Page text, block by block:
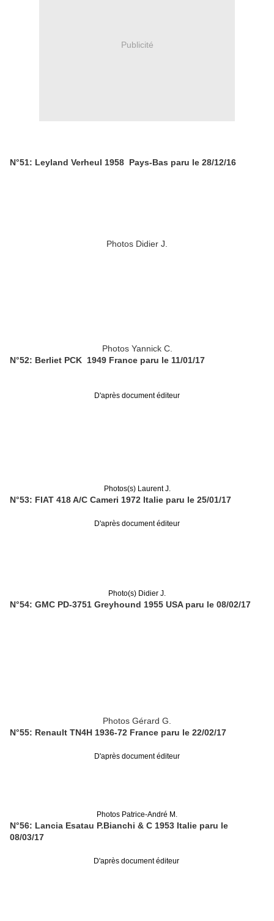
Publicité
N°51: Leyland Verheul 1958 Pays-Bas paru le 28/12/16
Photos Didier J.
Photos Yannick C.
N°52: Berliet PCK 1949 France paru le 11/01/17
D'après document éditeur
Photos(s) Laurent J.
N°53: FIAT 418 A/C Cameri 1972 Italie paru le 25/01/17
D'après document éditeur
Photo(s) Didier J.
N°54: GMC PD-3751 Greyhound 1955 USA paru le 08/02/17
Photos Gérard G.
N°55: Renault TN4H 1936-72 France paru le 22/02/17
D'après document éditeur
Photos Patrice-André M.
N°56: Lancia Esatau P.Bianchi & C 1953 Italie paru le
08/03/17
D'après document éditeur